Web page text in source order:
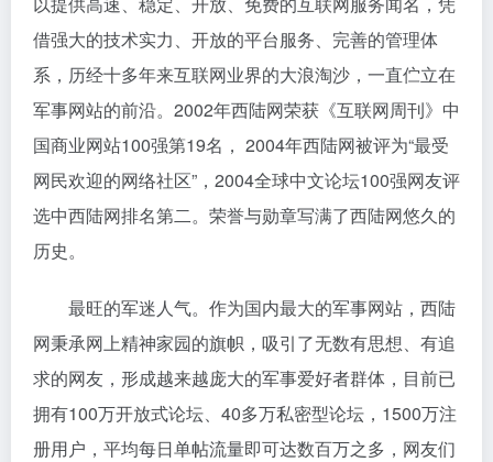
借强大的技术实力、开放的平台服务、完善的管理体
系，历经十多年来互联网业界的大浪淘沙，一直伫立在
军事网站的前沿。2002年西陆网荣获《互联网周刊》中
国商业网站100强第19名， 2004年西陆网被评为“最受
网民欢迎的网络社区”，2004全球中文论坛100强网友评
选中西陆网排名第二。荣誉与勋章写满了西陆网悠久的
历史。
最旺的军迷人气。作为国内最大的军事网站，西陆
网秉承网上精神家园的旗帜，吸引了无数有思想、有追
求的网友，形成越来越庞大的军事爱好者群体，目前已
拥有100万开放式论坛、40多万私密型论坛，1500万注
册用户，平均每日单帖流量即可达数百万之多，网友们